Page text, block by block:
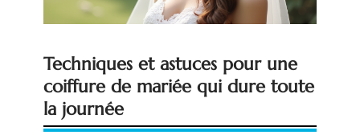
Techniques et astuces pour une
coiffure de mariée qui dure toute
la journée